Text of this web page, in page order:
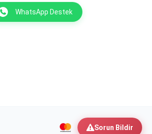
WhatsApp Destek
Sorun Bildir